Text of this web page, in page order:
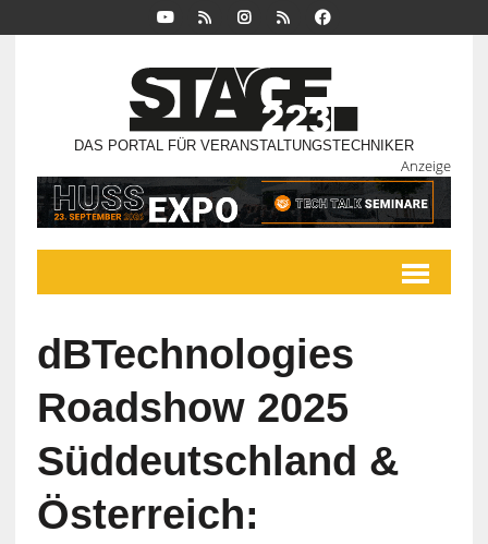
DAS PORTAL FÜR VERANSTALTUNGSTECHNIKER
Anzeige
dBTechnologies
Roadshow 2025
Süddeutschland &
Österreich: